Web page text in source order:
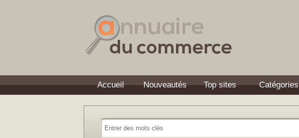
Accueil Nouveautés Top sites Catégories